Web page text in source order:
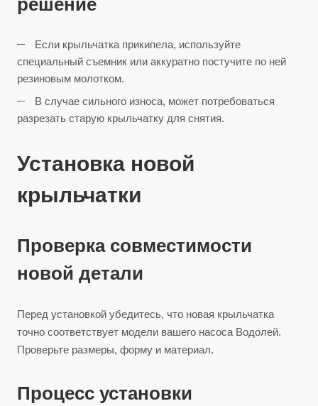
решение
Если крыльчатка прикипела, используйте
специальный съемник или аккуратно постучите по ней
резиновым молотком.
В случае сильного износа, может потребоваться
разрезать старую крыльчатку для снятия.
Установка новой
крыльчатки
Проверка совместимости
новой детали
Перед установкой убедитесь, что новая крыльчатка
точно соответствует модели вашего насоса Водолей.
Проверьте размеры, форму и материал.
Процесс установки